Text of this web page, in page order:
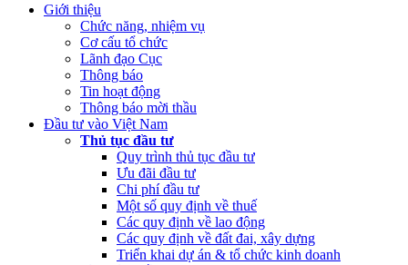
Giới thiệu
Chức năng, nhiệm vụ
Cơ cấu tổ chức
Lãnh đạo Cục
Thông báo
Tin hoạt động
Thông báo mời thầu
Đầu tư vào Việt Nam
Thủ tục đầu tư
Quy trình thủ tục đầu tư
Ưu đãi đầu tư
Chi phí đầu tư
Một số quy định về thuế
Các quy định về lao động
Các quy định về đất đai, xây dựng
Triển khai dự án & tổ chức kinh doanh